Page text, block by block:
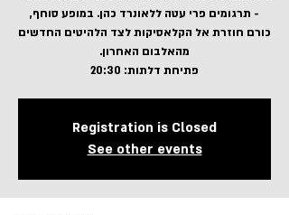
- תרגומים פרי עטה ללאונרד כהן. במופע סוחף,
כורם חוזרת אל הקלאסיקות לצד הלהיטים החדשים
פתיחת דלתות: 20:30
Registration is Closed
See other events